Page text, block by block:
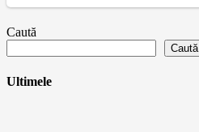
Caută
Caută
Ultimele